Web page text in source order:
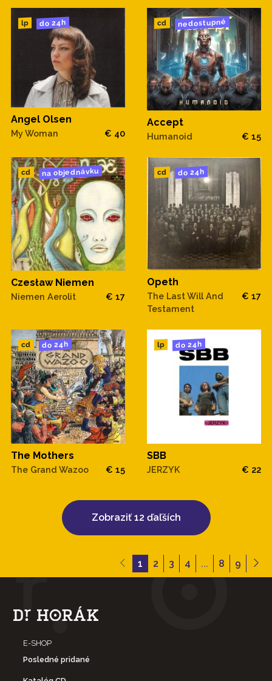
lp do 24h
Angel Olsen
My Woman € 40
cd nedostupné
Accept
Humanoid € 15
cd na objednávku
Czesław Niemen
Niemen Aerolit € 17
cd do 24h
Opeth
The Last Will And
Testament
€ 17
cd do 24h
The Mothers
The Grand Wazoo € 15
lp do 24h
SBB
JERZYK € 22
Zobraziť 12 ďaľších
1 2 3 4 ... 8 9
E-SHOP
Posledné pridané